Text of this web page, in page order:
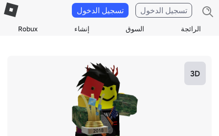
الرائجة السوق إنشاء Robux
تسجيل الدخول تسجيل الدخول
3D